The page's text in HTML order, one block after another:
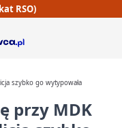
RSO)
szybko go wytypowała
przy MDK